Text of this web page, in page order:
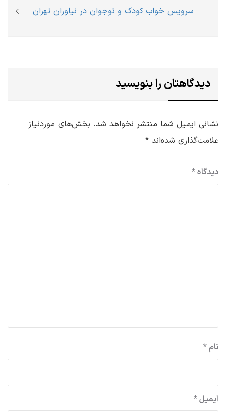
Next
سرویس خواب کودک و نوجوان در نیاوران تهران
دیدگاهتان را بنویسید
نشانی ایمیل شما منتشر نخواهد شد. بخش‌های موردنیاز
علامت‌گذاری شده‌اند *
دیدگاه*
نام *
ایمیل*